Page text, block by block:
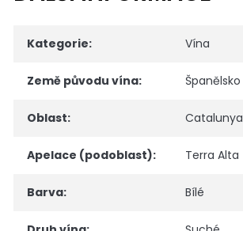
Kategorie: Vína
Země původu vína: Španělsko
Oblast: Catalunya
Apelace (podoblast): Terra Alta
Barva: Bílé